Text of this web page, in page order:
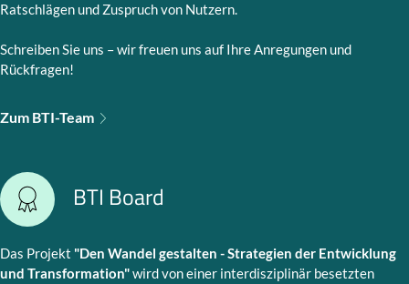
Ratschlägen und Zuspruch von Nutzern.
Schreiben Sie uns – wir freuen uns auf Ihre Anregungen und
Rückfragen!
Zum BTI-Team
BTI Board
Das Projekt "Den Wandel gestalten - Strategien der Entwicklung
und Transformation"wird von einer interdisziplinär besetzten